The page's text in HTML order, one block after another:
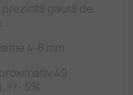
gaură de
4-8 mm.
49
+/- 5%.